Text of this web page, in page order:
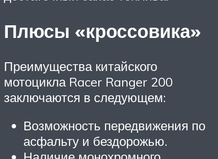
Плюсы «кроссовика»
Преимущества китайского
мотоцикла Racer Ranger 200
заключаются в следующем:
Возможность передвижения по
асфальту и бездорожью.